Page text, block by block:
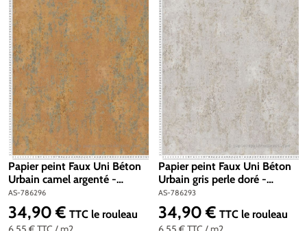
Papier peint Faux Uni Béton
Urbain camel argenté -
Metropolitan Stories 4 Hot
Spots d'A.S. Création | Réf.
AS-786296
AS-786296
Prix régulier :
34,90 € TTC le rouleau
Papier peint Faux Uni Béton
Urbain gris perle doré -
Metropolitan Stories 4 Hot
Spots d'A.S. Création | Réf.
AS-786293
AS-786293
Prix régulier :
34,90 € TTC le rouleau